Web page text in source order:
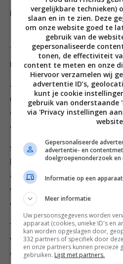
kommetje.
Guacamole
7. Snipper de sjalot (snijd hem
pers 1 limoen uit.
8. Halveer de avocado’s in de
met een theelepel en schep
een grote lepel. Doe de
de helft van het limoensap
9. Prak de avocado grof met
knoflook erboven, roer de
een derde gesneden tomaat
wat limoensap als je dat
even. Nu is de guacamole klaar
10. Verwarm de tostada’s in
verpakking staat. Maak een
guacamole en zure room.
vergelijkbare technieken)
slaan en in te zien. Deze
om onze website goed te
gebruik van de
gepersonaliseerde
tonen, de effectiviteit
content te meten en onze
Hiervoor verzamelen wij
advertentie ID’s,
kunt je cookie
gebruik van onderstaande
via 'Privacy instellingen
Gepersonaliseerde
advertentie- en
doelgroepenonderzoek
Informatie op een
Meer informatie
Uw persoonsgegevens worden
apparaat (cookies, unieke ID's en
kan worden opgeslagen door,
332 partners of specifiek door
en onze partners kunnen precieze
gebruiken. Lijst met partners.